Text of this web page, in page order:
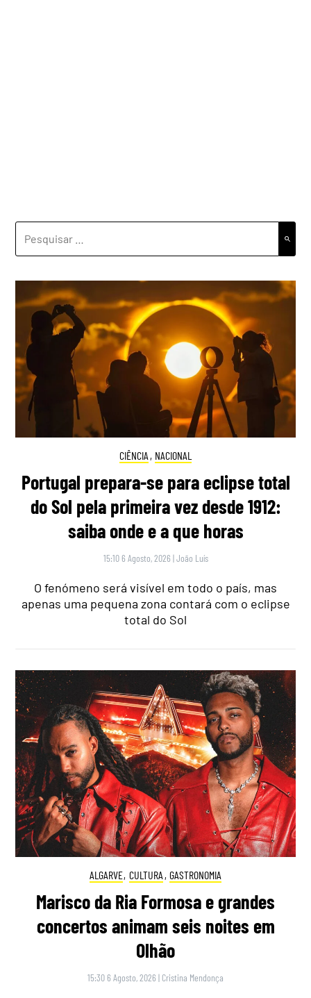
POR:
CIÊNCIA , NACIONAL
Portugal prepara-se para eclipse total
do Sol pela primeira vez desde 1912:
saiba onde e a que horas
15:10 6 Agosto, 2026 |João Luís
O fenómeno será visível em todo o país, mas
apenas uma pequena zona contará com o eclipse
total do Sol
ALGARVE, CULTURA , GASTRONOMIA
Marisco da Ria Formosa e grandes
concertos animam seis noites em
Olhão
15:30 6 Agosto, 2026 | Cristina Mendonça